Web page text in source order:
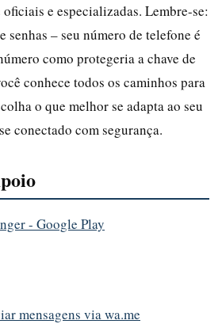
e especializadas. Lembre-se:
senhas – seu número de telefone é
como protegeria a chave de
conhece todos os caminhos para
o que melhor se adapta ao seu
conectado com segurança.
- Google Play
mensagens via wa.me